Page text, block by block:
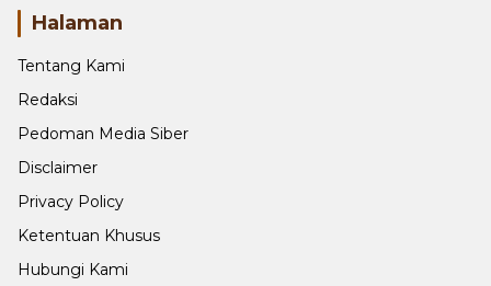
Halaman
Tentang Kami
Redaksi
Pedoman Media Siber
Disclaimer
Privacy Policy
Ketentuan Khusus
Hubungi Kami